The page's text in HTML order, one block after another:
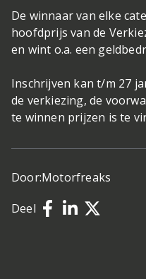
De winnaar van elke
hoofdprijs van de
en wint o.a. een
Inschrijven kan t/m 27
de verkiezing, de
te winnen prijzen is te
Door:Motorfreaks
Deel